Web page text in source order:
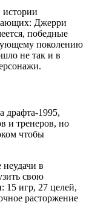
истории
Джерри
победные
поколению
не так и в
драфта-1995,
и тренеров, но
чтобы
в
свою
15 игр, 27 целей,
расторжение